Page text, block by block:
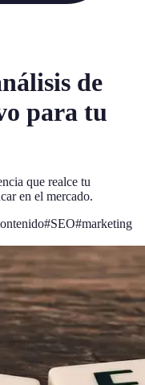
de
para tu
que realce tu
en el mercado.
#SEO#marketing